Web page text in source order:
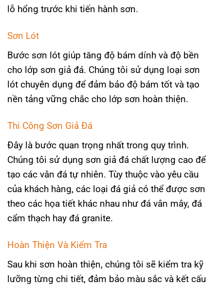
lỗ hổng trước khi tiến hành sơn.
Sơn Lót
Bước sơn lót giúp tăng độ bám dính và độ bền
cho lớp sơn giả đá. Chúng tôi sử dụng loại sơn
lót chuyên dụng để đảm bảo độ bám tốt và tạo
nền tảng vững chắc cho lớp sơn hoàn thiện.
Thi Công Sơn Giả Đá
Đây là bước quan trọng nhất trong quy trình.
Chúng tôi sử dụng sơn giả đá chất lượng cao để
tạo các vân đá tự nhiên. Tùy thuộc vào yêu cầu
của khách hàng, các loại đá giả có thể được sơn
theo các họa tiết khác nhau như đá vân mây, đá
cẩm thạch hay đá granite.
Hoàn Thiện Và Kiểm Tra
Sau khi sơn hoàn thiện, chúng tôi sẽ kiểm tra kỹ
lưỡng từng chi tiết, đảm bảo màu sắc và kết cấu